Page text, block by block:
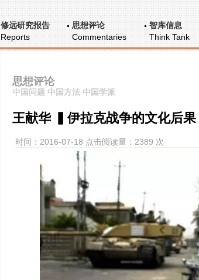
修远研究报告
Reports
思想评论
Commentaries
智库信息
Think Tank
思想评论
中国问题 中国方法 中国学派
王献华 ▍伊拉克战争的文化后果
时间：2016-07-18 点击阅读量：2389 次